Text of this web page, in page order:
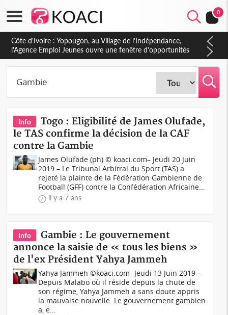
0
Côte d'Ivoire : CHU de Treichville, après la fronde, les agents
contractuels obtiennent un accord avec la direction sur les
arriérés du SMIG 2023
Info
Togo : Eligibilité de James Olufade,
le TAS confirme la décision de la CAF
contre la Gambie
James Olufade (ph) © koaci.com– Jeudi 20 Juin
2019 – Le Tribunal Arbitral du Sport (TAS) a
rejeté la plainte de la Fédération Gambienne de
Football (GFF) contre la Confédération Africaine...
il y a 7 ans
Info
Gambie : Le gouvernement
annonce la saisie de « tous les biens »
de l'ex Président Yahya Jammeh
Yahya Jammeh ©koaci.com- Jeudi 13 Juin 2019 –
Depuis Malabo où il réside depuis la chute de
son régime, Yahya Jammeh a sans doute appris
la mauvaise nouvelle. Le gouvernement gambien
a, e...